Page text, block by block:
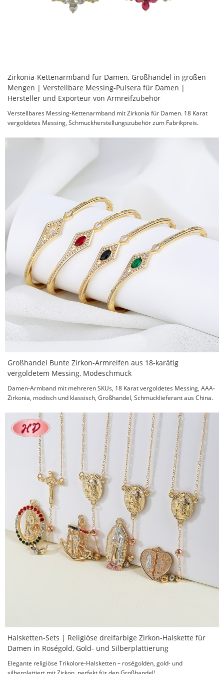
Zirkonia-Kettenarmband für Damen, Großhandel in großen
Mengen | Verstellbare Messing-Pulsera für Damen |
Hersteller und Exporteur von Armreifzubehör
Verstellbares Messing-Kettenarmband mit Zirkonia für Damen. 18 Karat
vergoldetes Messing, Schmuckherstellungszubehör zum Fabrikpreis.
Großhandel Bunte Zirkon-Armreifen aus 18-karätig
vergoldetem Messing, Modeschmuck
Damen-Armband mit mehreren SKUs, 18 Karat vergoldetes Messing, AAA-
Zirkonia, modisch und klassisch, Großhandel, Schmucklieferant aus China.
Halsketten-Sets | Religiöse dreifarbige Zirkon-Halskette für
Damen in Roségold, Gold- und Silberplattierung
Elegante religiöse Trikolore-Halsketten – roségolden, gold- und